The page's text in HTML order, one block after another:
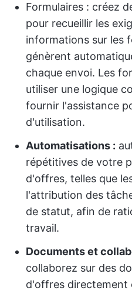
Formulaires : créez
pour recueillir les
informations sur les
génèrent
chaque envoi. Les
utiliser une logique
fournir l'assistance
d'utilisation.
Automatisations :
répétitives de votre
d'offres, telles que
l'attribution des
de statut, afin de
travail.
Documents et
collaborez sur des
d'offres directement